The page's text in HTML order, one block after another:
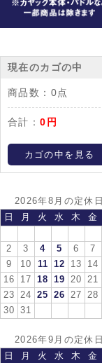
現在のカゴの中
商品数： 0点
合計：0円
カゴの中を見る
2026年8月の定休日
日
月 火 水 木 金
2
3 4 5 6 7
9
10 11 12 13 14
16
17 18 19 20 21
23
24 25 26 27 28
30
31
2026年9月の定休日
日
月 火 水 木 金